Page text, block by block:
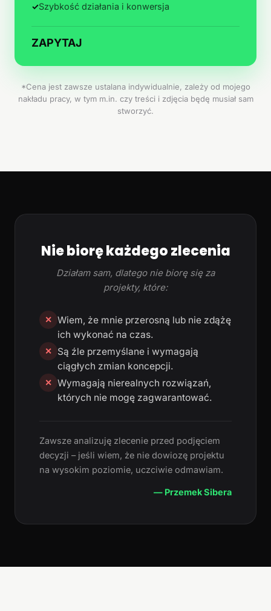
✓Szybkość działania i konwersja
ZAPYTAJ
*Cena jest zawsze ustalana indywidualnie, zależy od mojego
nakładu pracy, w tym m.in. czy treści i zdjęcia będę musiał sam
stworzyć.
Nie biorę każdego zlecenia
Działam sam, dlatego nie biorę się za
projekty, które:
✕ Wiem, że mnie przerosną lub nie zdążę
ich wykonać na czas.
✕
Są źle przemyślane i wymagają
ciągłych zmian koncepcji.
✕ Wymagają nierealnych rozwiązań,
których nie mogę zagwarantować.
Zawsze analizuję zlecenie przed podjęciem
decyzji – jeśli wiem, że nie dowiozę projektu
na wysokim poziomie, uczciwie odmawiam.
— Przemek Sibera